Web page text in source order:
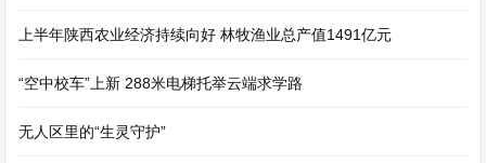
上半年陕西农业经济持续向好 林牧渔业总产值1491亿元
“空中校车”上新 288米电梯托举云端求学路
无人区里的“生灵守护”